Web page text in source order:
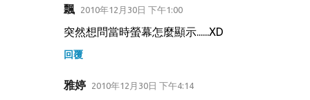
飄 2010年12月30日 下午1:00
突然想問當時螢幕怎麼顯示......XD
回覆
雅婷 2010年12月30日 下午4:14